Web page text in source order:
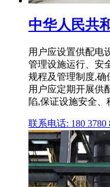
中华人民共
用户应设置供配电
管理设施运行、安
规程及管理制度,确
用户应定期开展供
陷,保证设施安全、
联系电话: 180 3780